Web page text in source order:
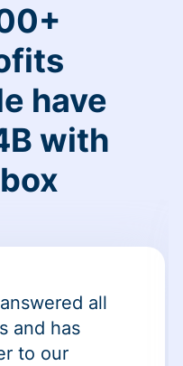
have
with
all
and has
to our